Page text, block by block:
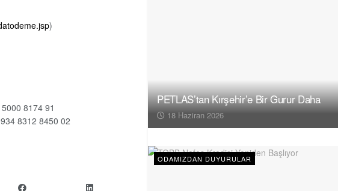
)
8174 91
8312 8450 02
PETLAS’tan Kırşehir’e Bir Gurur Daha
18 Haziran 2026
ODAMIZDAN DUYURULAR